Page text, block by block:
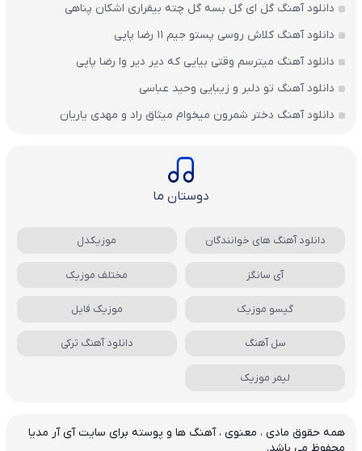
دانلود آهنگ گل ای گل بسه گل چته بیقراری اشکان پناهی
دانلود آهنگ کلاش روسی پستو جیم ۱۱ رضا پاپی
دانلود آهنگ میترسم وقتی بیایی که دیر دیر وا رضا پاپی
دانلود آهنگ تو دلبر و زیبایی وحید عباسی
دانلود آهنگ دختر شمرون میخوام میثاق راد و مهدی یاریان
دوستان ما
دانلود آهنگ های خوانندگان موزیکدل
آی سانگز مختلف موزیک
گیسو موزیک موزیک فایل
سل آهنگ دانلود آهنگ ترکی
لیمر موزیک
همه حقوق مادی ، معنوی ، آهنگ ها و پوسته برای سایت آی آر مدیا
محفوظ می باشد.